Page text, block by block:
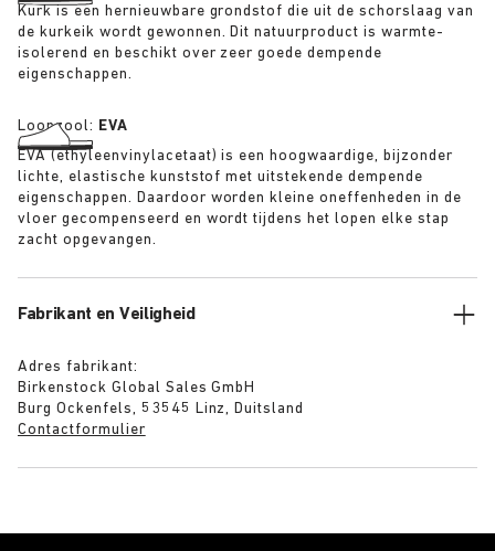
Kurk is een hernieuwbare grondstof die uit de schorslaag van
de kurkeik wordt gewonnen. Dit natuurproduct is warmte-
isolerend en beschikt over zeer goede dempende
eigenschappen.
Loopzool: EVA
EVA (ethyleenvinylacetaat) is een hoogwaardige, bijzonder
lichte, elastische kunststof met uitstekende dempende
eigenschappen. Daardoor worden kleine oneffenheden in de
vloer gecompenseerd en wordt tijdens het lopen elke stap
zacht opgevangen.
Fabrikant en Veiligheid
Adres fabrikant:
Birkenstock Global Sales GmbH
Burg Ockenfels, 53545 Linz, Duitsland
Contactformulier